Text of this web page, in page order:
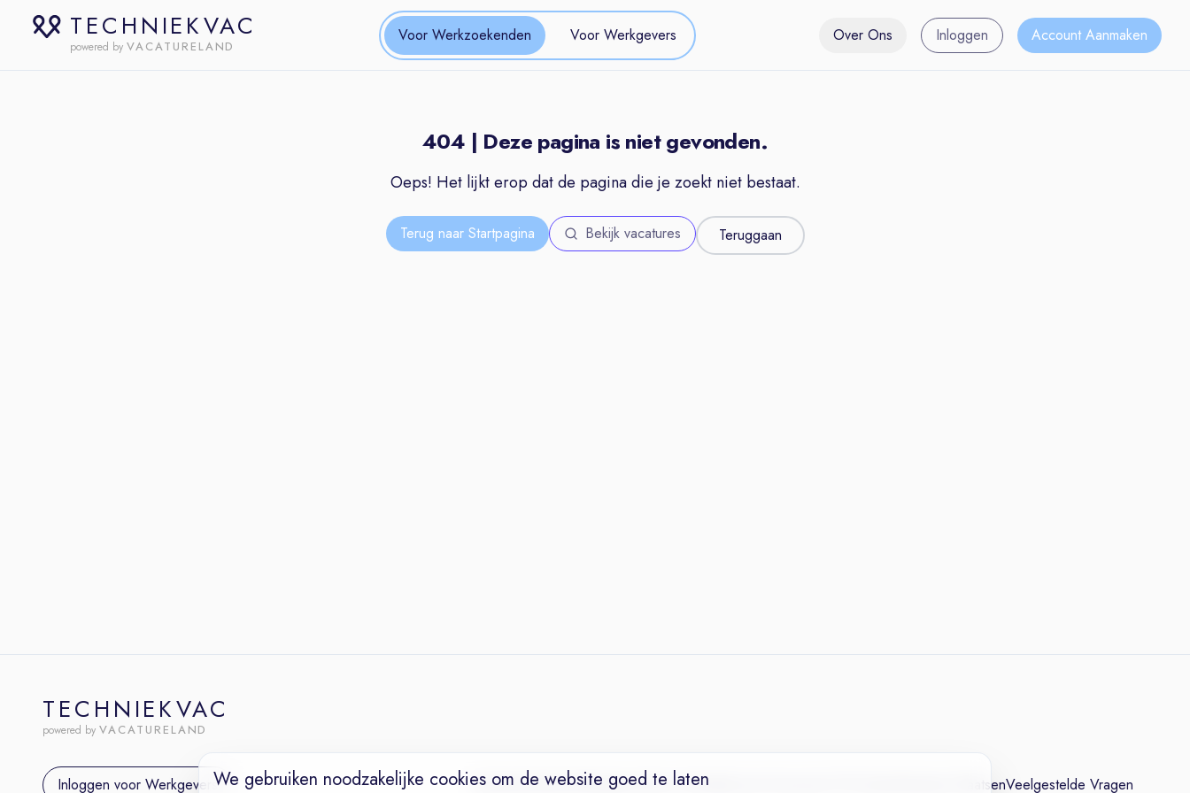
TECHNIEKVAC
powered by VACATURELAND
Voor Werkzoekenden Voor Werkgevers Over Ons Inloggen Account Aanmaken
404 | Deze pagina is niet gevonden.
Oeps! Het lijkt erop dat de pagina die je zoekt niet bestaat.
Terug naar Startpagina Bekijk vacatures Teruggaan
TECHNIEKVAC
powered by VACATURELAND
Inloggen voor Werkgevers VacaturesNichesWerkgeversOver OnsMaak een Succesvol CV Vacature PlaatsenVeelgestelde Vragen
We gebruiken noodzakelijke cookies om de website goed te laten